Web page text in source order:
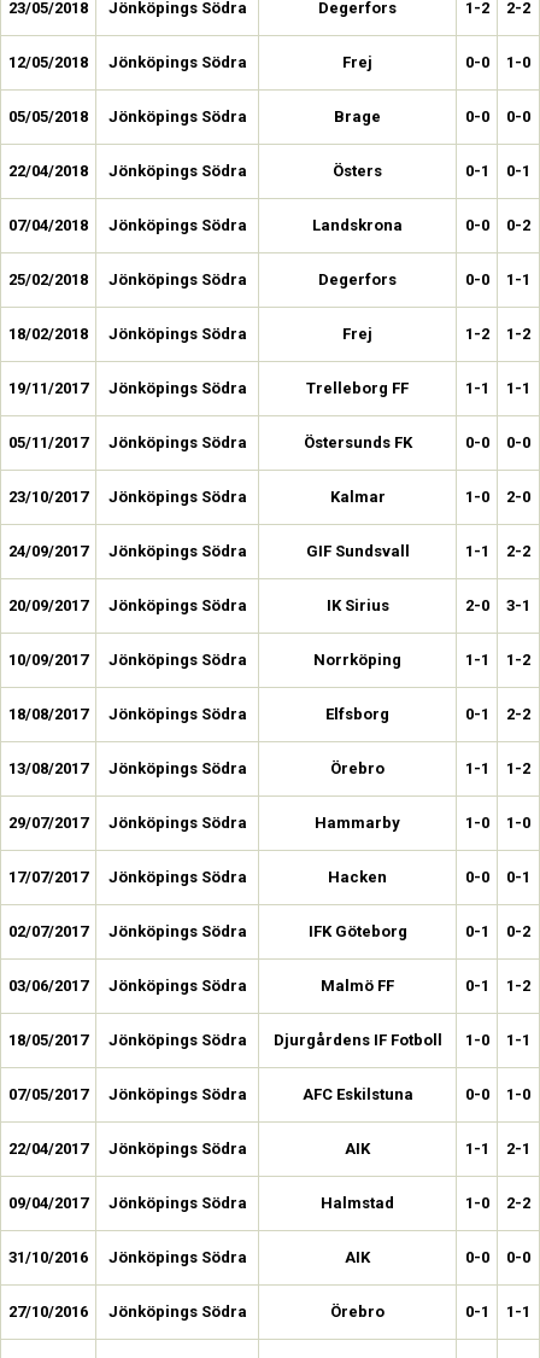
23/05/2018 Jönköpings Södra Degerfors 1-2 2-2
12/05/2018 Jönköpings Södra Frej 0-0 1-0
05/05/2018 Jönköpings Södra Brage 0-0 0-0
22/04/2018 Jönköpings Södra Östers 0-1 0-1
07/04/2018 Jönköpings Södra Landskrona 0-0 0-2
25/02/2018 Jönköpings Södra Degerfors 0-0 1-1
18/02/2018 Jönköpings Södra Frej 1-2 1-2
19/11/2017 Jönköpings Södra Trelleborg FF 1-1 1-1
05/11/2017 Jönköpings Södra Östersunds FK 0-0 0-0
23/10/2017 Jönköpings Södra Kalmar 1-0 2-0
24/09/2017 Jönköpings Södra GIF Sundsvall 1-1 2-2
20/09/2017 Jönköpings Södra IK Sirius 2-0 3-1
10/09/2017 Jönköpings Södra Norrköping 1-1 1-2
18/08/2017 Jönköpings Södra Elfsborg 0-1 2-2
13/08/2017 Jönköpings Södra Örebro 1-1 1-2
29/07/2017 Jönköpings Södra Hammarby 1-0 1-0
17/07/2017 Jönköpings Södra Hacken 0-0 0-1
02/07/2017 Jönköpings Södra IFK Göteborg 0-1 0-2
03/06/2017 Jönköpings Södra Malmö FF 0-1 1-2
18/05/2017 Jönköpings Södra Djurgårdens IF Fotboll 1-0 1-1
07/05/2017 Jönköpings Södra AFC Eskilstuna 0-0 1-0
22/04/2017 Jönköpings Södra AIK 1-1 2-1
09/04/2017 Jönköpings Södra Halmstad 1-0 2-2
31/10/2016 Jönköpings Södra AIK 0-0 0-0
27/10/2016 Jönköpings Södra Örebro 0-1 1-1